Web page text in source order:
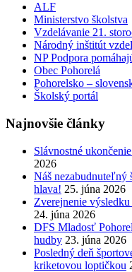
ALF
Ministerstvo školstva
Vzdelávanie 21.
Národný inštitút
NP Podpora
Obec Pohorelá
Pohorelsko –
Školský portál
Najnovšie články
Slávnostné
2026
Náš nezabudnuteľný
hlava! 25. júna 2026
Zverejnenie
24. júna 2026
DFS Mladosť
hudby 23. júna 2026
Posledný deň
kriketovou loptičkou